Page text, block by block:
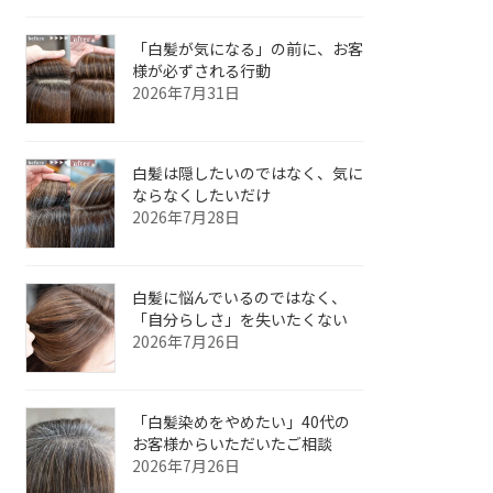
「白髪が気になる」の前に、お客
様が必ずされる行動
2026年7月31日
白髪は隠したいのではなく、気に
ならなくしたいだけ
2026年7月28日
白髪に悩んでいるのではなく、
「自分らしさ」を失いたくない
2026年7月26日
「白髪染めをやめたい」40代の
お客様からいただいたご相談
2026年7月26日